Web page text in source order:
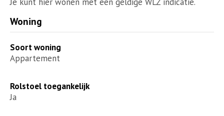
Woning
Soort woning
Appartement
Rolstoel toegankelijk
Ja